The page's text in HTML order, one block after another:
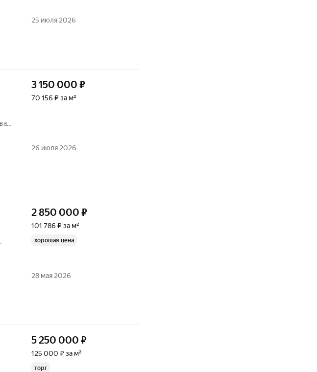
25 июля 2026
3 150 000 ₽
70 156 ₽ за м²
26 июля 2026
2 850 000 ₽
101 786 ₽ за м²
хорошая цена
28 мая 2026
5 250 000 ₽
125 000 ₽ за м²
торг